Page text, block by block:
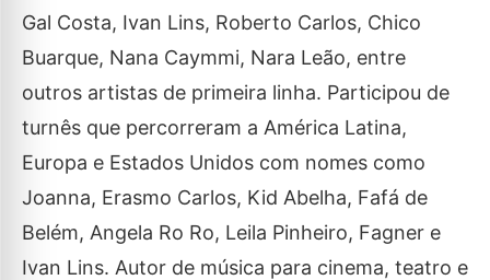
Gal Costa, Ivan Lins, Roberto Carlos, Chico
Buarque, Nana Caymmi, Nara Leão, entre
outros artistas de primeira linha. Participou de
turnês que percorreram a América Latina,
Europa e Estados Unidos com nomes como
Joanna, Erasmo Carlos, Kid Abelha, Fafá de
Belém, Angela Ro Ro, Leila Pinheiro, Fagner e
Ivan Lins. Autor de música para cinema, teatro e